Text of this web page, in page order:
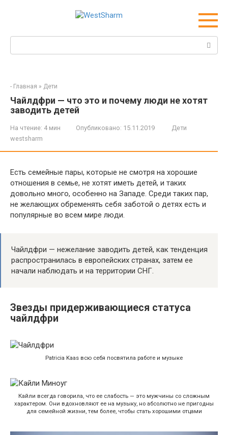
- Главная » Дети
Чайлдфри — что это и почему люди не хотят
заводить детей
На чтение: 4 мин Опубликовано: 15.11.2019
Дети
westsharm
Есть семейные пары, которые не смотря на хорошие
отношения в семье, не хотят иметь детей, и таких
довольно много, особенно на Западе. Среди таких пар,
не желающих обременять себя заботой о детях есть и
популярные во всем мире люди.
Чайлдфри — нежелание заводить детей, как тенденция
распространилась в европейских странах, затем ее
начали наблюдать и на территории СНГ.
Звезды придерживающиеся статуса
чайлдфри
Patricia Kaas всю себя посвятила работе и музыке
Кайли всегда говорила, что ее слабость — это мужчины со сложным
характером. Они вдохновляют ее на музыку, но абсолютно не пригодны
для семейной жизни, тем более, чтобы стать хорошими отцами